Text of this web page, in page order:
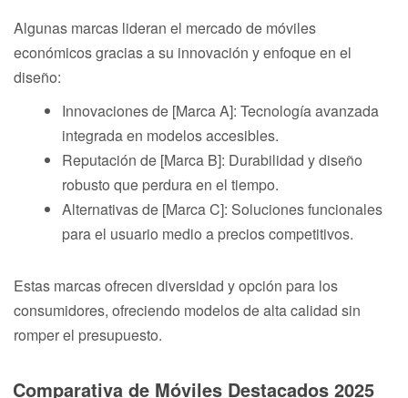
Algunas marcas lideran el mercado de móviles
económicos gracias a su innovación y enfoque en el
diseño:
Innovaciones de [Marca A]: Tecnología avanzada
integrada en modelos accesibles.
Reputación de [Marca B]: Durabilidad y diseño
robusto que perdura en el tiempo.
Alternativas de [Marca C]: Soluciones funcionales
para el usuario medio a precios competitivos.
Estas marcas ofrecen diversidad y opción para los
consumidores, ofreciendo modelos de alta calidad sin
romper el presupuesto.
Comparativa de Móviles Destacados 2025